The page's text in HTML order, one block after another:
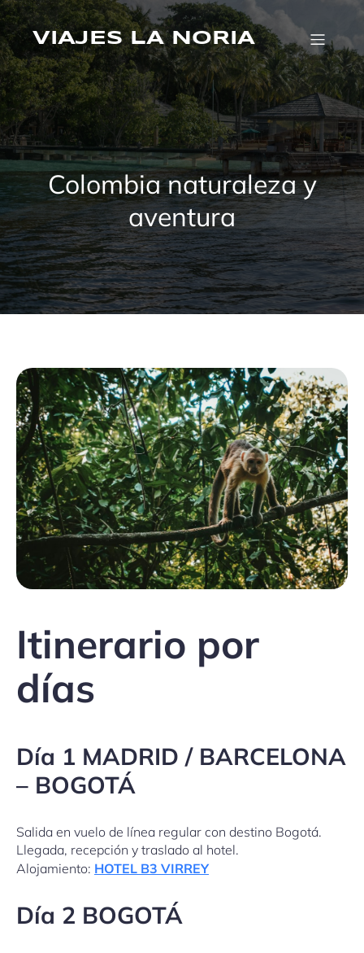
Saltar
al
contenidoVIAJES LA NORIA
Colombia naturaleza y
aventura
Itinerario por
días
Día 1 MADRID / BARCELONA
– BOGOTÁ
Salida en vuelo de línea regular con destino Bogotá.
Llegada, recepción y traslado al hotel.
Alojamiento: HOTEL B3 VIRREY
Día 2 BOGOTÁ